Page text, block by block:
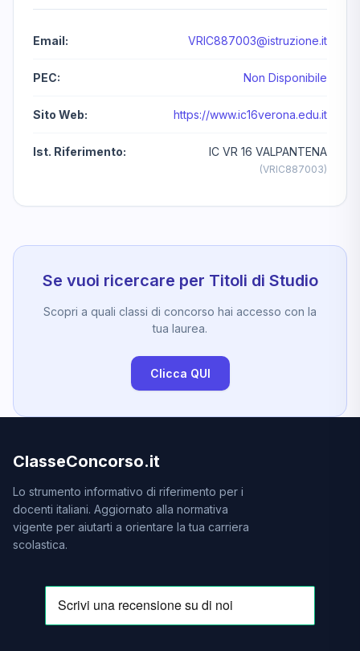
Email: VRIC887003@istruzione.it
PEC: Non Disponibile
Sito Web: https://www.ic16verona.edu.it
Ist. Riferimento: IC VR 16 VALPANTENA
(VRIC887003)
Se vuoi ricercare per Titoli di Studio
Scopri a quali classi di concorso hai accesso con la
tua laurea.
Clicca QUI
ClasseConcorso.it
Lo strumento informativo di riferimento per i
docenti italiani. Aggiornato alla normativa
vigente per aiutarti a orientare la tua carriera
scolastica.